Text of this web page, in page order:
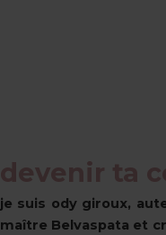
devenir ta
je suis ody giroux,
maître Belvaspata et